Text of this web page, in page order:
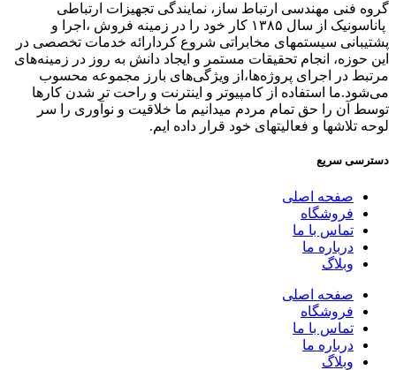
گروه فنی مهندسی ارتباط ساز، نمایندگی تجهیزات ارتباطی
پاناسونیک از سال ۱۳۸۵ کار خود را در زمینه فروش ،اجرا و
پشتیبانی سیستمهای مخابراتی شروع کردارائه خدمات تخصصی در
این حوزه، انجام تحقیقات مستمر و ایجاد دانش به‌ روز در زمینه‌های
مرتبط در اجرای پروژه‌ها،از ویژگی‌های بارز مجموعه محسوب
می‌شود.ما استفاده از کامپیوتر و اینترنت و راحت تر شدن کارها
توسط آن را حق تمام مردم میدانیم ما خلاقیت و نوآوری را سر
لوحه تلاشها و فعالیتهای خود قرار داده ایم.
دسترسی سریع
صفحه اصلی
فروشگاه
تماس با ما
درباره ما
وبلاگ
صفحه اصلی
فروشگاه
تماس با ما
درباره ما
وبلاگ